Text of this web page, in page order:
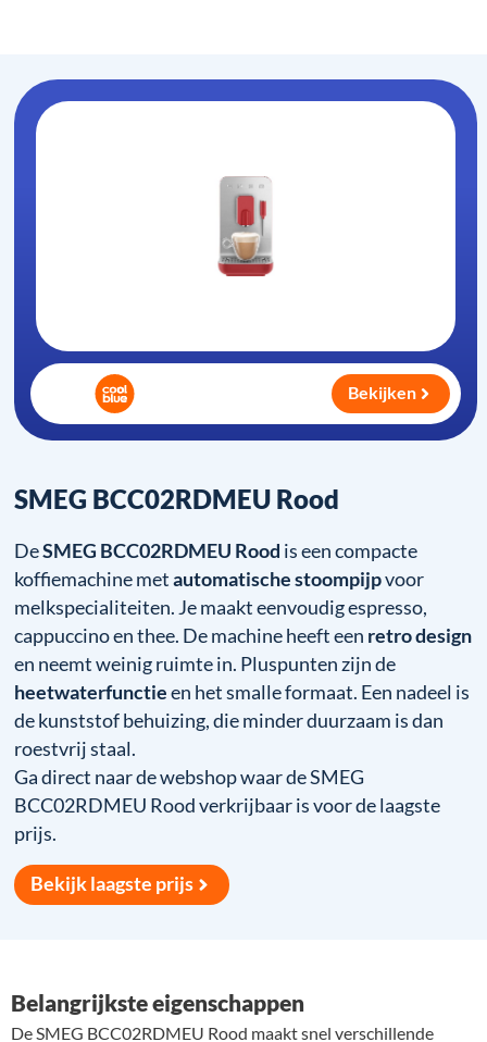
SMEG BCC02RDMEU Rood
DeSMEG BCC02RDMEU Rood is een compacte
koffiemachine metautomatische stoompijpvoor
melkspecialiteiten. Je maakt eenvoudig espresso,
cappuccino en thee. De machine heeft een retro design
en neemt weinig ruimte in. Pluspunten zijn de
heetwaterfunctieen het smalle formaat. Een nadeel is
de kunststof behuizing, die minder duurzaam is dan
roestvrij staal.
Ga direct naar de webshop waar de SMEG
BCC02RDMEU Rood verkrijbaar is voor de laagste
prijs.
Bekijk laagste prijs
Bekijken
Belangrijkste eigenschappen
De SMEG BCC02RDMEU Rood maakt snel verschillende